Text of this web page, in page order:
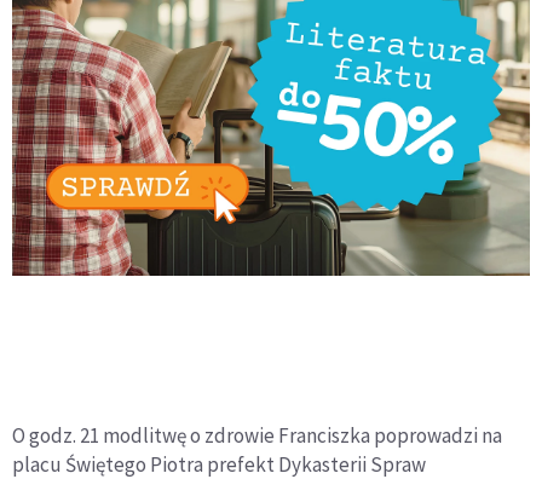
O godz. 21 modlitwę o zdrowie Franciszka poprowadzi na
placu Świętego Piotra prefekt Dykasterii Spraw